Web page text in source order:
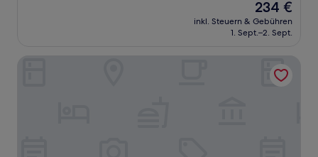
Der
Preis
beträgt
234 €
inkl. Steuern & Gebühren
1. Sept.–2. Sept.